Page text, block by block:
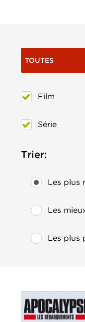
TOUTES
Film
Série
Trier:
Les plus
Les
Les plus